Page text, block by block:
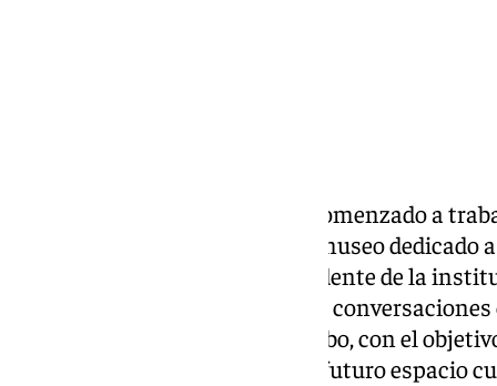
ha comenzado a
localidad de Santa Fe acoja un museo
anunciado este sábado el presidente de la
Rodríguez, una vez iniciadas las
municipio y su alcalde, Juan Cobo, con el
localización para albergar este futuro espacio